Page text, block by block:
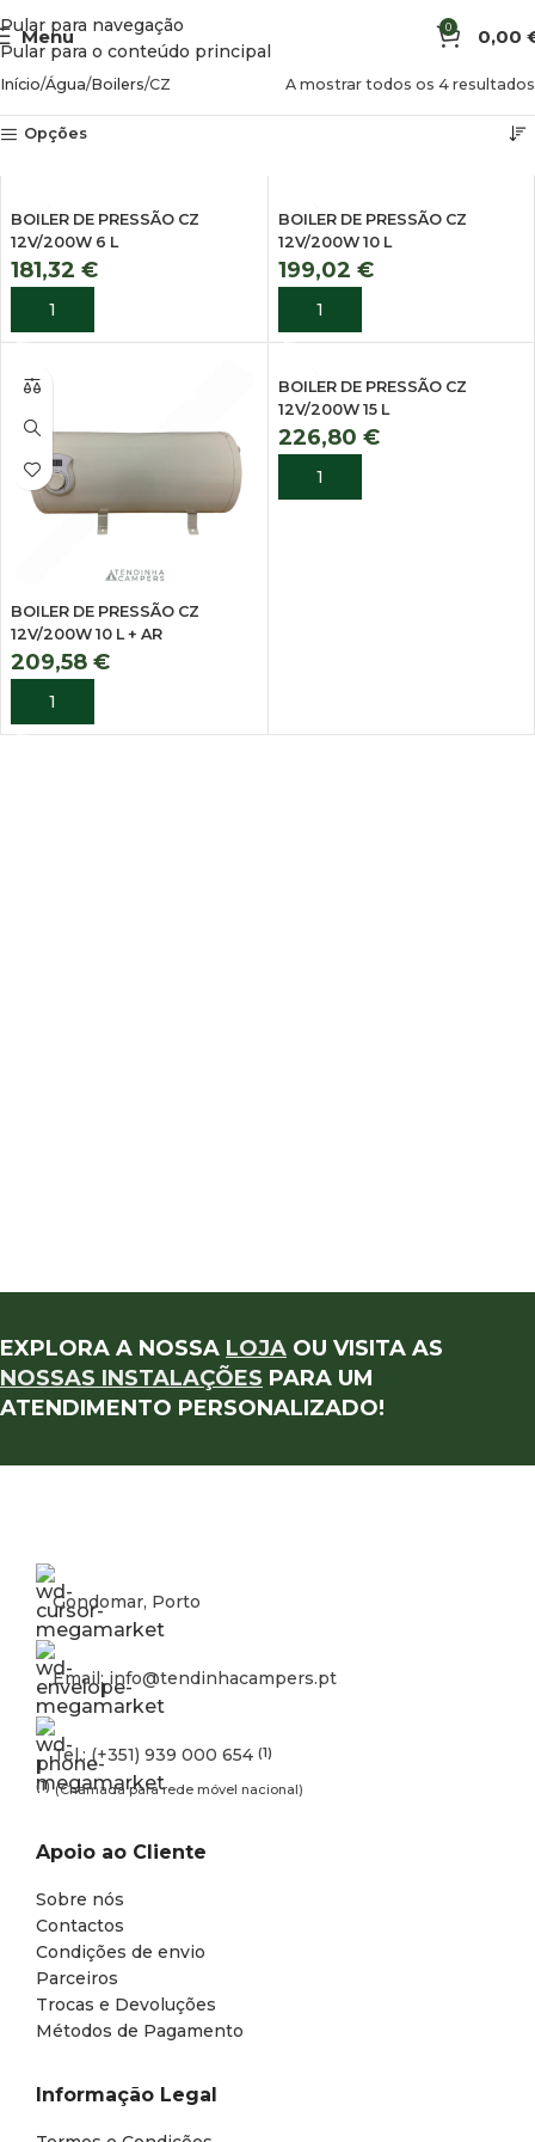
Pular para navegação
Pular para o conteúdo principal
Menu 0 0,00
Início Água Boilers CZ A mostrar todos os 4 resultados
Opções
BOILER DE PRESSÃO CZ
12V/200W 6 L
181,32 €
ADICIONAR
BOILER DE PRESSÃO CZ
12V/200W 10 L
199,02 €
ADICIONAR
BOILER DE PRESSÃO CZ
12V/200W 10 L + AR
209,58 €
ADICIONAR
BOILER DE PRESSÃO CZ
12V/200W 15 L
226,80 €
ADICIONAR
EXPLORA A NOSSA LOJA OU VISITA AS
NOSSAS INSTALAÇÕES PARA UM
ATENDIMENTO PERSONALIZADO!
Gondomar, Porto
Email: info@tendinhacampers.pt
Tel.: (+351) 939 000 654 (1)
(1) (Chamada para rede móvel nacional)
Apoio ao Cliente
Sobre nós
Contactos
Condições de envio
Parceiros
Trocas e Devoluções
Métodos de Pagamento
Informação Legal